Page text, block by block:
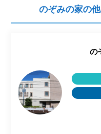
のぞみの家の
の